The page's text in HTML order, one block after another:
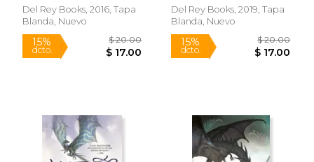
Del Rey Books, 2016, Tapa
Blanda, Nuevo
Del Rey Books, 2019, Tapa
Blanda, Nuevo